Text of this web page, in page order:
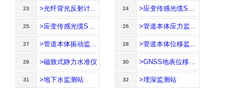
23 >光纤背光反射计OBR4600 24 >应变传感光缆SMC-0
25 >应变传感光缆SMC-1 26 >管道本体应力监测站
27 >管道本体振动监测站 28 >管道本体位移监测站
29 >磁致式静力水准仪 30 >GNSS地表位移监测站
31 >地下水监测站 32 >埋深监测站